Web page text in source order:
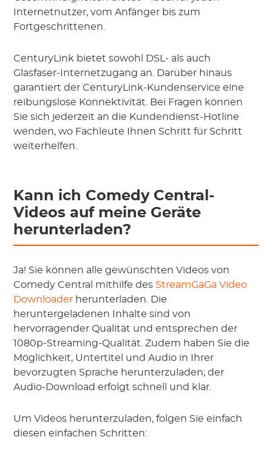
Internetnutzer, vom Anfänger bis zum
Fortgeschrittenen.
CenturyLink bietet sowohl DSL- als auch
Glasfaser-Internetzugang an. Darüber hinaus
garantiert der CenturyLink-Kundenservice eine
reibungslose Konnektivität. Bei Fragen können
Sie sich jederzeit an die Kundendienst-Hotline
wenden, wo Fachleute Ihnen Schritt für Schritt
weiterhelfen.
Kann ich Comedy Central-
Videos auf meine Geräte
herunterladen?
Ja! Sie können alle gewünschten Videos von
Comedy Central mithilfe des StreamGaGa Video
Downloader herunterladen. Die
heruntergeladenen Inhalte sind von
hervorragender Qualität und entsprechen der
1080p-Streaming-Qualität. Zudem haben Sie die
Möglichkeit, Untertitel und Audio in Ihrer
bevorzugten Sprache herunterzuladen; der
Audio-Download erfolgt schnell und klar.
Um Videos herunterzuladen, folgen Sie einfach
diesen einfachen Schritten: